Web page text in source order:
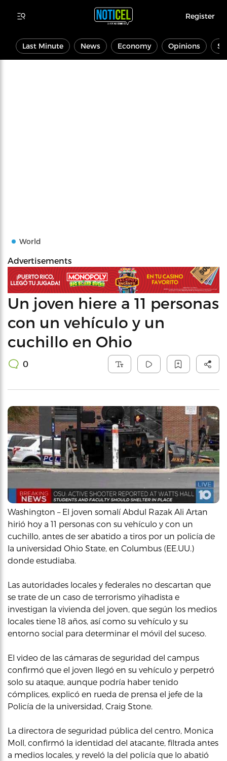
Register
Last Minute News Economy Opinions
World
Advertisements
Un joven hiere a 11 personas
con un vehículo y un
cuchillo en Ohio
0
Washington – El joven somalí Abdul Razak Ali Artan
hirió hoy a 11 personas con su vehículo y con un
cuchillo, antes de ser abatido a tiros por un policía de
la universidad Ohio State, en Columbus (EE.UU.)
donde estudiaba.
Las autoridades locales y federales no descartan que
se trate de un caso de terrorismo yihadista e
investigan la vivienda del joven, que según los medios
locales tiene 18 años, así como su vehículo y su
entorno social para determinar el móvil del suceso.
El video de las cámaras de seguridad del campus
confirmó que el joven llegó en su vehículo y perpetró
solo su ataque, aunque podría haber tenido
cómplices, explicó en rueda de prensa el jefe de la
Policía de la universidad, Craig Stone.
La directora de seguridad pública del centro, Monica
Moll, confirmó la identidad del atacante, filtrada antes
a medios locales, y reveló la del policía que lo abatió